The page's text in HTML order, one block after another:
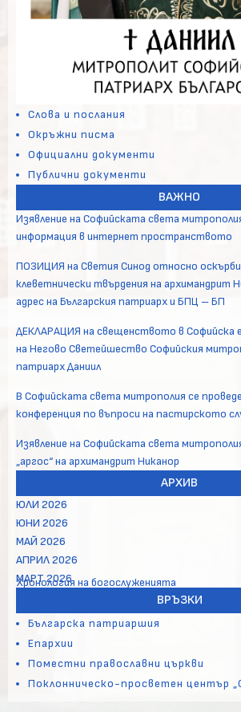
Слова и послания
Окръжни писма
Официални документи
Публични документи
ВАЖНО
Изявление на Софийската света
информация в интернет пространството
ПОЗИЦИЯ на Светия Синод относно
клеветнически твърдения на архимандрит
адрес на Българския патриарх и БПЦ – БП
ДЕКЛАРАЦИЯ на свещенството в Софийска
на Негово Светейшество Софийския
патриарх Даниил
В Софийската света митрополия се
конференция по въпроси на пастирското
Изявление на Софийската света
„аргос“ на архимандрит Никанор
АРХИВ
ЮЛИ 2026
ЮНИ 2026
МАЙ 2026
АПРИЛ 2026
МАРТ 2026
Хронология на богослуженията
ВРЪЗКИ
Българска патриаршия
Епархии
Поместни православни църкви
Поклонническо-просветен център